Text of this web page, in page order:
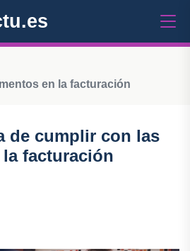
en la facturación
de cumplir con las
facturación